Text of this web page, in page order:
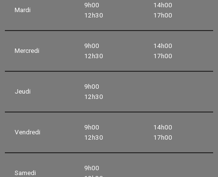
Mardi
9h00
12h30
14h00
17h00
Mercredi
9h00
12h30
14h00
17h00
Jeudi
9h00
12h30
Vendredi
9h00
12h30
14h00
17h00
Samedi
9h00